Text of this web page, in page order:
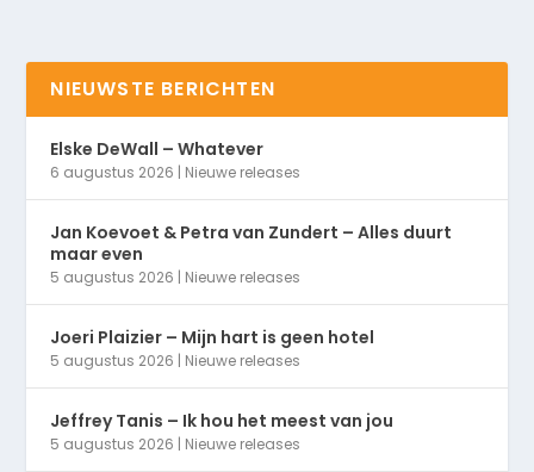
NIEUWSTE BERICHTEN
Elske DeWall – Whatever
6 augustus 2026 | Nieuwe releases
Jan Koevoet & Petra van Zundert – Alles duurt
maar even
5 augustus 2026 | Nieuwe releases
Joeri Plaizier – Mijn hart is geen hotel
5 augustus 2026 | Nieuwe releases
Jeffrey Tanis – Ik hou het meest van jou
5 augustus 2026 | Nieuwe releases